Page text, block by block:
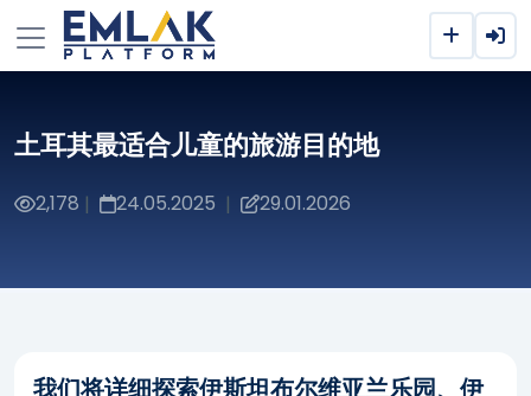
土耳其最适合儿童的旅游目的地
2,178 | 24.05.2025 | 29.01.2026
我们将详细探索伊斯坦布尔维亚兰乐园、伊